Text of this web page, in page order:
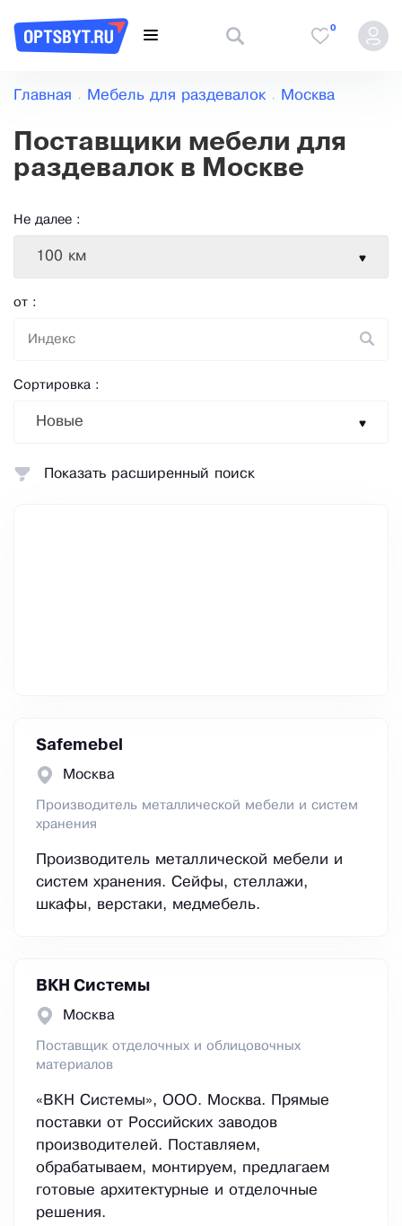
0
Главная Мебель для раздевалок Москва
Поставщики мебели для
раздевалок в Москве
Не далее :
100 км
от :
Сортировка :
Новые
Safemebel
Москва
Производитель металлической мебели и систем
хранения
Производитель металлической мебели и
систем хранения. Сейфы, стеллажи,
шкафы, верстаки, медмебель.
ВКН Системы
Москва
Поставщик отделочных и облицовочных
материалов
«ВКН Системы», ООО. Москва. Прямые
поставки от Российских заводов
производителей. Поставляем,
обрабатываем, монтируем, предлагаем
готовые архитектурные и отделочные
решения.
Показать расширенный поиск